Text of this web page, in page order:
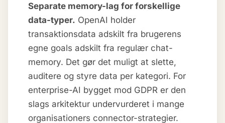
Separate memory-lag for forskellige
data-typer. OpenAI holder
transaktionsdata adskilt fra brugerens
egne goals adskilt fra regulær chat-
memory. Det gør det muligt at slette,
auditere og styre data per kategori. For
enterprise-AI bygget mod GDPR er den
slags arkitektur undervurderet i mange
organisationers connector-strategier.